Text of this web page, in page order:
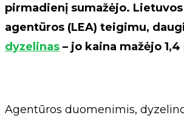
pirmadienį sumažėjo.
agentūros (LEA) teigimu,
dyzelinas – jo kaina mažėjo 1,4
Agentūros duomenimis,